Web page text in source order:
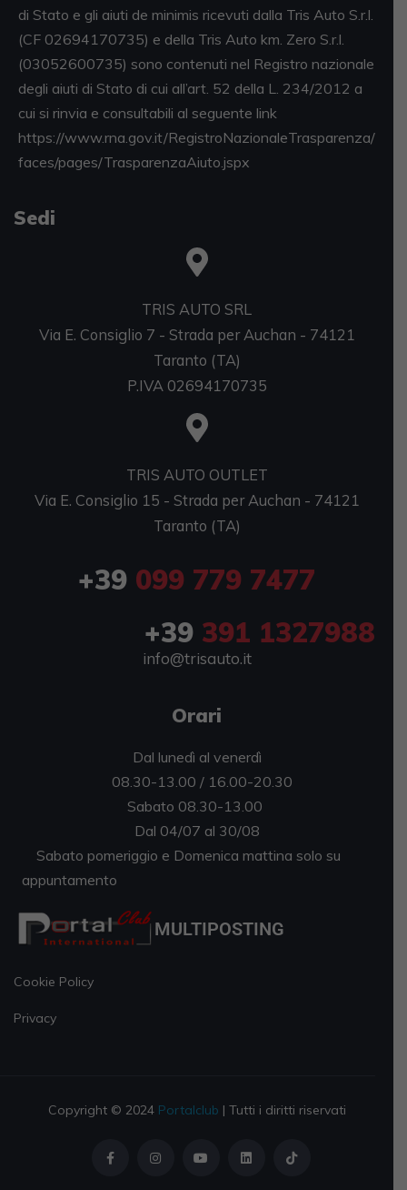
di Stato e gli aiuti de minimis ricevuti dalla Tris Auto S.r.l.
(CF 02694170735) e della Tris Auto km. Zero S.r.l.
(03052600735) sono contenuti nel Registro nazionale
degli aiuti di Stato di cui all’art. 52 della L. 234/2012 a
cui si rinvia e consultabili al seguente link
https://www.rna.gov.it/RegistroNazionaleTrasparenza/
faces/pages/TrasparenzaAiuto.jspx
Sedi
TRIS AUTO SRL
Via E. Consiglio 7 - Strada per Auchan - 74121
Taranto (TA)
P.IVA 02694170735
TRIS AUTO OUTLET
Via E. Consiglio 15 - Strada per Auchan - 74121
Taranto (TA)
+39 099 779 7477
+39 391 1327988
info@trisauto.it
Orari
Dal lunedì al venerdì
08.30-13.00 / 16.00-20.30
Sabato 08.30-13.00
Dal 04/07 al 30/08
Sabato pomeriggio e Domenica mattina solo su
appuntamento
MULTIPOSTING
Cookie Policy
Privacy
Copyright © 2024 Portalclub | Tutti i diritti riservati